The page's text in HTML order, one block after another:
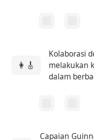
👩‍🎸
Kolaborasi
melakukan
dalam
Capaian